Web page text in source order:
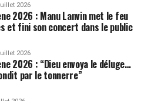
2026
2026 : Manu Lanvin met le feu
et fini son concert dans le public
2026
2026 : “Dieu envoya le déluge…
par le tonnerre”